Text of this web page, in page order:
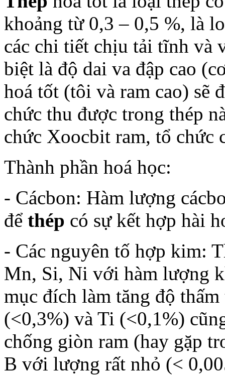
khoảng từ 0,3 – 0,5 %, là
các chi tiết chịu tải tĩnh và
biệt là độ dai va đập cao
hoá tốt (tôi và ram cao) sẽ
chức thu được trong thép
chức Xoocbit ram, tổ chức
Thành phần hoá học:
- Cácbon: Hàm lượng
để thép có sự kết hợp hài
- Các nguyên tố hợp kim:
Mn, Si, Ni với hàm lượng
mục đích làm tăng độ
(<0,3%) và Ti (<0,1%)
chống giòn ram (hay gặp
B với lượng rất nhỏ (<